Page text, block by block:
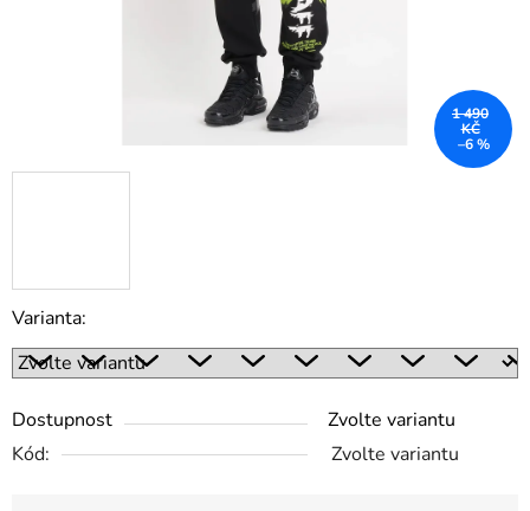
Varianta:
Dostupnost
Zvolte variantu
Kód:
Zvolte variantu
1 490
KČ
–6 %